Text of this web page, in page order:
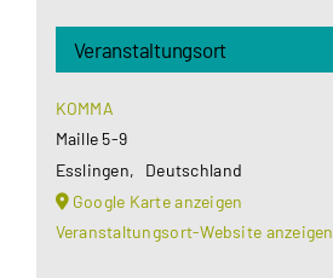
Veranstaltungsort
KOMMA
Maille 5-9
Esslingen,
Deutschland
Google Karte anzeigen
Veranstaltungsort-Website anzeigen